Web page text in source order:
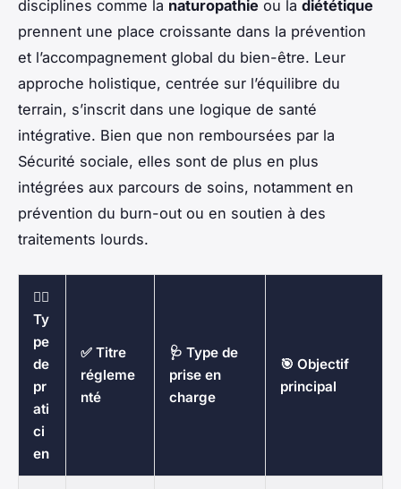
disciplines comme la naturopathie ou la diététique
prennent une place croissante dans la prévention
et l’accompagnement global du bien-être. Leur
approche holistique, centrée sur l’équilibre du
terrain, s’inscrit dans une logique de santé
intégrative. Bien que non remboursées par la
Sécurité sociale, elles sont de plus en plus
intégrées aux parcours de soins, notamment en
prévention du burn-out ou en soutien à des
traitements lourds.
🧑‍⚕️
Ty
pe
de
pr
ati
ci
en
✅ Titre
régleme
nté
🩺 Type de
prise en
charge
🎯 Objectif
principal